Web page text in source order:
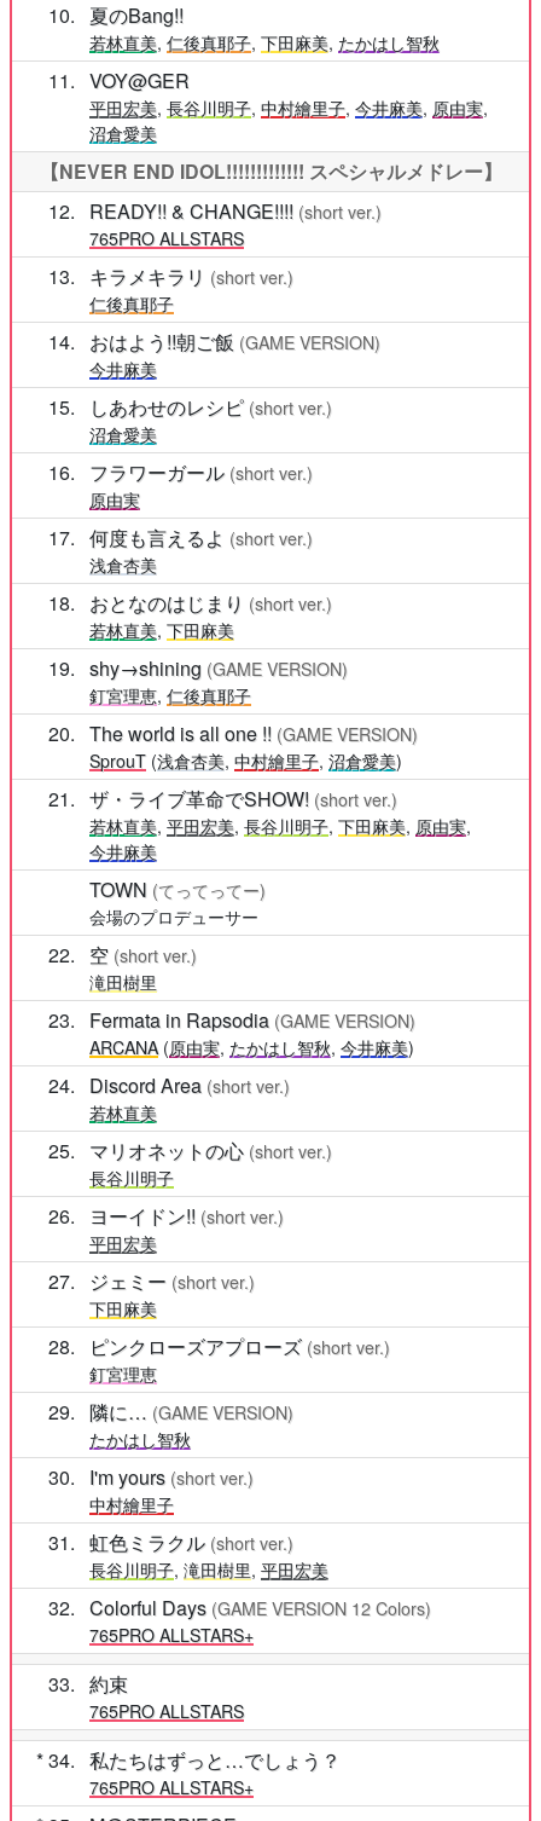
10 夏のBang!!
若林直美, 仁後真耶子, 下田麻美, たかはし智秋
11 VOY@GER
平田宏美, 長谷川明子, 中村繪里子, 今井麻美, 原由実,
沼倉愛美
【NEVER END IDOL!!!!!!!!!!!!! スペシャルメドレー】
12
READY!! & CHANGE!!!! (short ver.)
765PRO ALLSTARS
13 キラメキラリ (short ver.)
仁後真耶子
14 おはよう!!朝ご飯 (GAME VERSION)
今井麻美
15 しあわせのレシピ (short ver.)
沼倉愛美
16 フラワーガール (short ver.)
原由実
17 何度も言えるよ (short ver.)
浅倉杏美
18 おとなのはじまり (short ver.)
若林直美, 下田麻美
19 shy→shining (GAME VERSION)
釘宮理恵, 仁後真耶子
20 The world is all one !! (GAME VERSION)
SprouT (浅倉杏美, 中村繪里子, 沼倉愛美)
21 ザ・ライブ革命でSHOW! (short ver.)
若林直美, 平田宏美, 長谷川明子, 下田麻美, 原由実,
今井麻美
TOWN (てってってー)
会場のプロデューサー
22 空 (short ver.)
滝田樹里
23 Fermata in Rapsodia (GAME VERSION)
ARCANA(原由実, たかはし智秋, 今井麻美)
24 Discord Area (short ver.)
若林直美
25 マリオネットの心 (short ver.)
長谷川明子
26 ヨーイドン!! (short ver.)
平田宏美
27 ジェミー (short ver.)
下田麻美
28 ピンクローズアプローズ (short ver.)
釘宮理恵
29 隣に… (GAME VERSION)
たかはし智秋
30 I'm yours (short ver.)
中村繪里子
31 虹色ミラクル (short ver.)
長谷川明子, 滝田樹里, 平田宏美
32 Colorful Days (GAME VERSION 12 Colors)
765PRO ALLSTARS+
33 約束
765PRO ALLSTARS
34 私たちはずっと…でしょう？
765PRO ALLSTARS+